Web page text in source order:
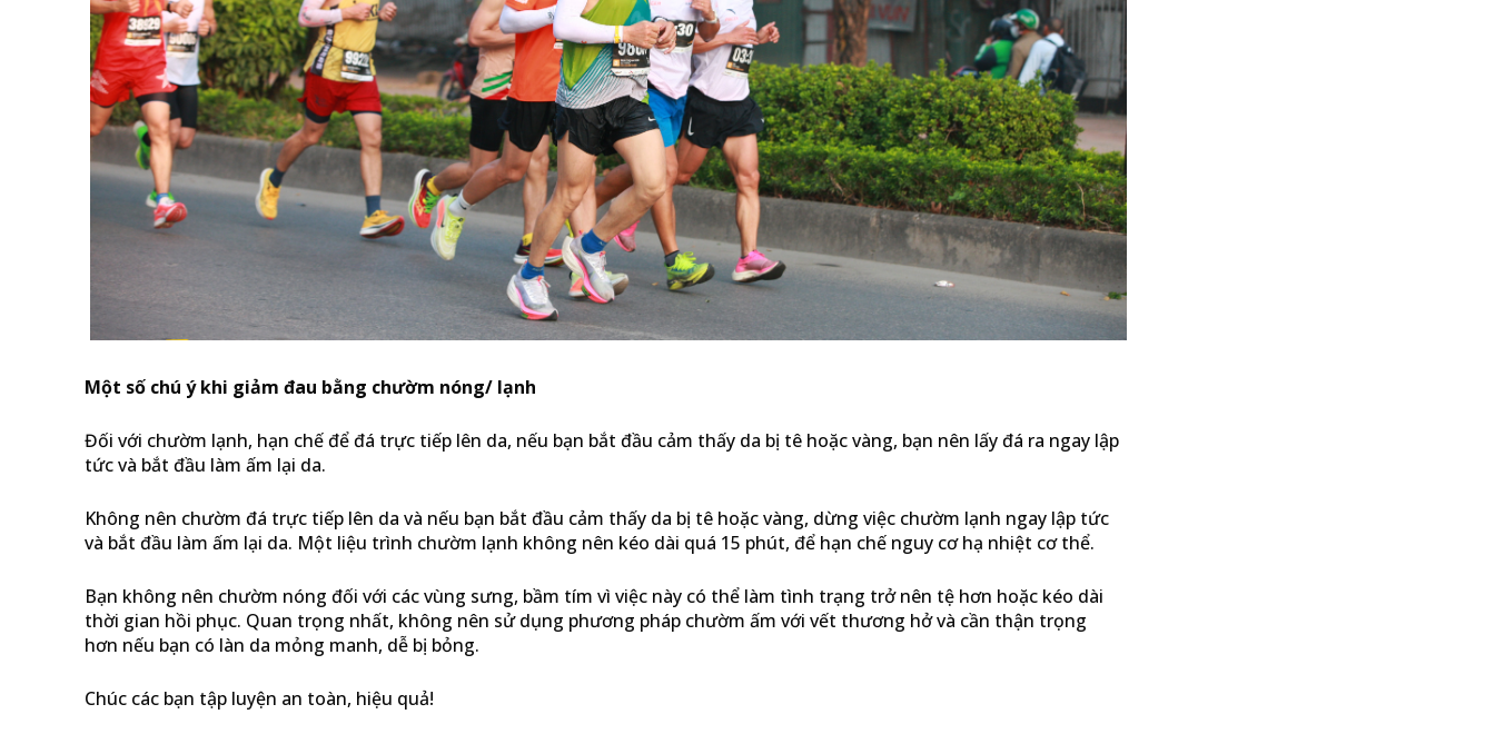
Một số chú ý khi giảm đau bằng chườm nóng/ lạnh
Đối với chườm lạnh, hạn chế để đá trực tiếp lên da, nếu bạn bắt đầu cảm thấy da bị tê hoặc vàng, bạn nên lấy đá ra ngay lập
tức và bắt đầu làm ấm lại da.
Không nên chườm đá trực tiếp lên da và nếu bạn bắt đầu cảm thấy da bị tê hoặc vàng, dừng việc chườm lạnh ngay lập tức
và bắt đầu làm ấm lại da. Một liệu trình chườm lạnh không nên kéo dài quá 15 phút, để hạn chế nguy cơ hạ nhiệt cơ thể.
Bạn không nên chườm nóng đối với các vùng sưng, bầm tím vì việc này có thể làm tình trạng trở nên tệ hơn hoặc kéo dài
thời gian hồi phục. Quan trọng nhất, không nên sử dụng phương pháp chườm ấm với vết thương hở và cần thận trọng
hơn nếu bạn có làn da mỏng manh, dễ bị bỏng.
Chúc các bạn tập luyện an toàn, hiệu quả!